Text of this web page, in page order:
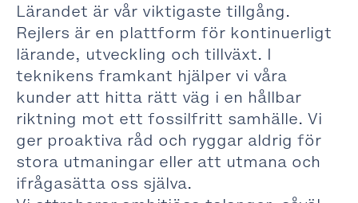
Lärandet är vår viktigaste tillgång.
Rejlers är en plattform för kontinuerligt
lärande, utveckling och tillväxt. I
teknikens framkant hjälper vi våra
kunder att hitta rätt väg i en hållbar
riktning mot ett fossilfritt samhälle. Vi
ger proaktiva råd och ryggar aldrig för
stora utmaningar eller att utmana och
ifrågasätta oss själva.